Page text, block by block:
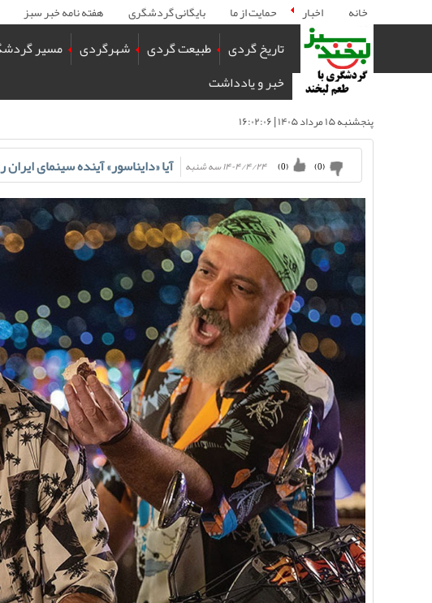
خانه اخبار حمایت از ما بایگانی گردشگری هفته نامه خبر سبز
تاریخ گردی طبیعت گردی شهرگردی مسیر
خبر و یادداشت
پنجشنبه ۱۵ مرداد ۱۴۰۵ | ۱۶:۰۲:۰۶
۱۴۰۴/۴/۲۴ سه شنبه (
0
) (
0
) آیا «دایناسور» آینده سینمای